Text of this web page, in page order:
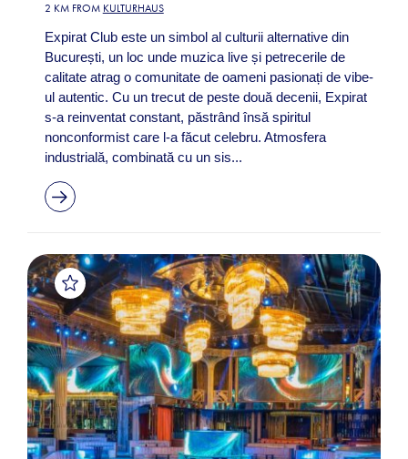
2 KM FROM KULTURHAUS
Expirat Club este un simbol al culturii alternative din
București, un loc unde muzica live și petrecerile de
calitate atrag o comunitate de oameni pasionați de vibe-
ul autentic. Cu un trecut de peste două decenii, Expirat
s-a reinventat constant, păstrând însă spiritul
nonconformist care l-a făcut celebru. Atmosfera
industrială, combinată cu un sis...